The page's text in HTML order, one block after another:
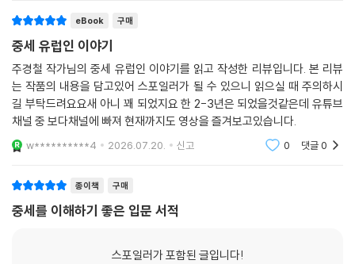
다. 지금까지 역사가들이 진실을 파악하지 못한 이유는 메디치 가문 내 살
인 사건의 내막을 파헤치겠다며 이탈리아 문서만 보았기 때문이다. 실제
사건은 훨씬 더 큰 맥락에서 벌어지고 있었으니, 증거 자료도 국제적으로
살펴보았어야 했다.
--- p.303~305, 「30. 500년 만에 밝혀진 메디치가 청부 살인 사건의
비밀」중에서
로 잘 버무려 고약을 만들어 붙이라던 시대의 한계로부터 과학적 접근이
싹트는 과정, 얼토당토 않은 신명재판의 문제를 딛고 근대적 사법 제도가
발전하게 되는 과정, 신성한 가난에서 깨끗한 부로 자본주의의 태동을 가
능하게 한 사상적 기반 등이 위기가 품은 이면이고 우리는 이 이면을 주목
할 필요가 있다. 또 경제적 번영이 정점을 지나 쇠락하고 냉혹한 권력이 쟁
투하던 그때 피렌체에서 문화가 가장 난만하게 꽃피었다는 점도 우리의 시
그 연원과 이유를 찾아가기도 하고, 잔혹한 정복에서 융합으로 나아간 노
고 있는 이 시대에 생각할 거리를 던진다.
아름답고도 기이한 중세의 풍경
eBook 구매
중세 유럽인 이야기
주경철 작가님의 중세 유럽인 이야기를 읽고 작성한 리뷰입니다. 본 리뷰
는 작품의 내용을 담고있어 스포일러가 될 수 있으니 읽으실 때 주의하시
길 부탁드려요요새 아니 꽤 되었지요 한 2-3년은 되었을것같은데 유튜브
채널 중 보다채널에 빠져 현재까지도 영상을 즐겨보고있습니다.
w**********4 2026.07.20. 신고 0 댓글0
종이책 구매
중세를 이해하기 좋은 입문 서적
스포일러가 포함된 글입니다!